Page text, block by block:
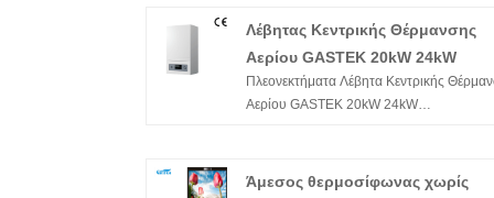
Λέβητας Κεντρικής Θέρμανσης
Αερίου GASTEK 20kW 24kW
Πλεονεκτήματα Λέβητα Κεντρικής
Αερίου GASTEK 20kW 24kW
● Θερμική απόδοση: >90%
Άμεσος θερμοσίφωνας χωρίς